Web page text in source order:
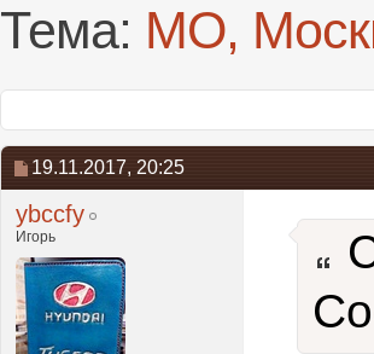
Тема: МО,
19.11.2017, 20:25
ybccfy
Игорь